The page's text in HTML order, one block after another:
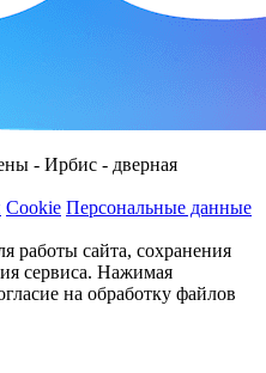
- Ирбис - дверная
Cookie Персональные данные
работы сайта, сохранения
сервиса. Нажимая
на обработку файлов